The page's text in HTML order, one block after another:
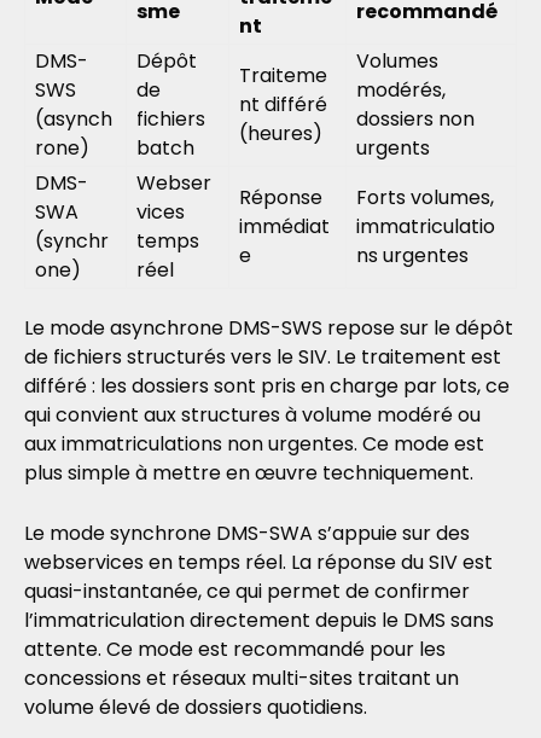
sme
nt
recommandé
DMS-
SWS
(asynch
rone)
Dépôt
de
fichiers
batch
Traiteme
nt différé
(heures)
Volumes
modérés,
dossiers non
urgents
DMS-
SWA
(synchr
one)
Webser
vices
temps
réel
Réponse
immédiat
e
Forts volumes,
immatriculatio
ns urgentes
Le mode asynchrone DMS-SWS repose sur le dépôt
de fichiers structurés vers le SIV. Le traitement est
différé : les dossiers sont pris en charge par lots, ce
qui convient aux structures à volume modéré ou
aux immatriculations non urgentes. Ce mode est
plus simple à mettre en œuvre techniquement.
Le mode synchrone DMS-SWA s’appuie sur des
webservices en temps réel. La réponse du SIV est
quasi-instantanée, ce qui permet de confirmer
l’immatriculation directement depuis le DMS sans
attente. Ce mode est recommandé pour les
concessions et réseaux multi-sites traitant un
volume élevé de dossiers quotidiens.